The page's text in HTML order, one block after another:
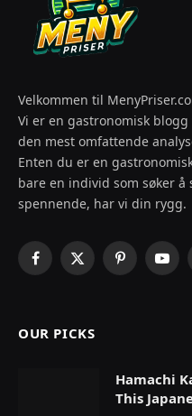
Velkommen til
Vi er en gastronomisk
den mest omfattende
Enten du er en
bare en individ som søker å
spennende, har vi din rygg.
Facebook
X
Pinterest
OUR PICKS
Hamachi
This